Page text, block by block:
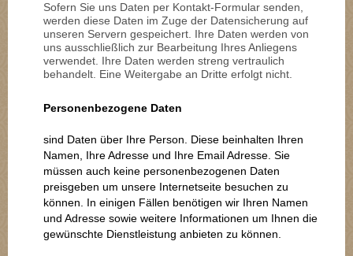
Sofern Sie uns Daten per Kontakt-Formular senden,
werden diese Daten im Zuge der Datensicherung auf
unseren Servern gespeichert. Ihre Daten werden von
uns ausschließlich zur Bearbeitung Ihres Anliegens
verwendet. Ihre Daten werden streng vertraulich
behandelt. Eine Weitergabe an Dritte erfolgt nicht.
Personenbezogene Daten
sind Daten über Ihre Person. Diese beinhalten Ihren
Namen, Ihre Adresse und Ihre Email Adresse. Sie
müssen auch keine personenbezogenen Daten
preisgeben um unsere Internetseite besuchen zu
können. In einigen Fällen benötigen wir Ihren Namen
und Adresse sowie weitere Informationen um Ihnen die
gewünschte Dienstleistung anbieten zu können.